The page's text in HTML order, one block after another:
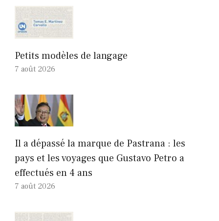
Petits modèles de langage
7 août 2026
Il a dépassé la marque de Pastrana : les
pays et les voyages que Gustavo Petro a
effectués en 4 ans
7 août 2026